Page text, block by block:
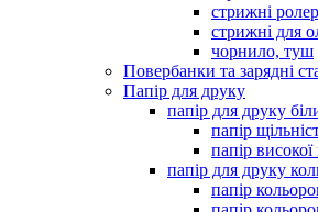
стрижні
стрижні для
чорнило, туш
Повербанки та зарядні
Папір для друку
папір для друку
папір
папір високої
папір для друку
папір